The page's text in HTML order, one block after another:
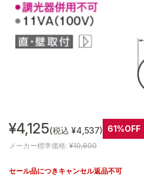
¥4,125(税込 ¥4,537) 61%OFF
メーカー標準価格: ¥10,800
セール品につきキャンセル返品不可